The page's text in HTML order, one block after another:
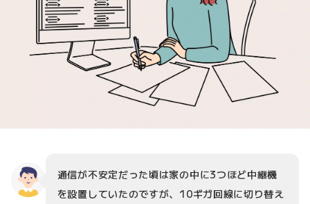
通信が不安定だった頃は家の中に3つほど中継機
を設置していたのですが、10ギガ回線に切り替え